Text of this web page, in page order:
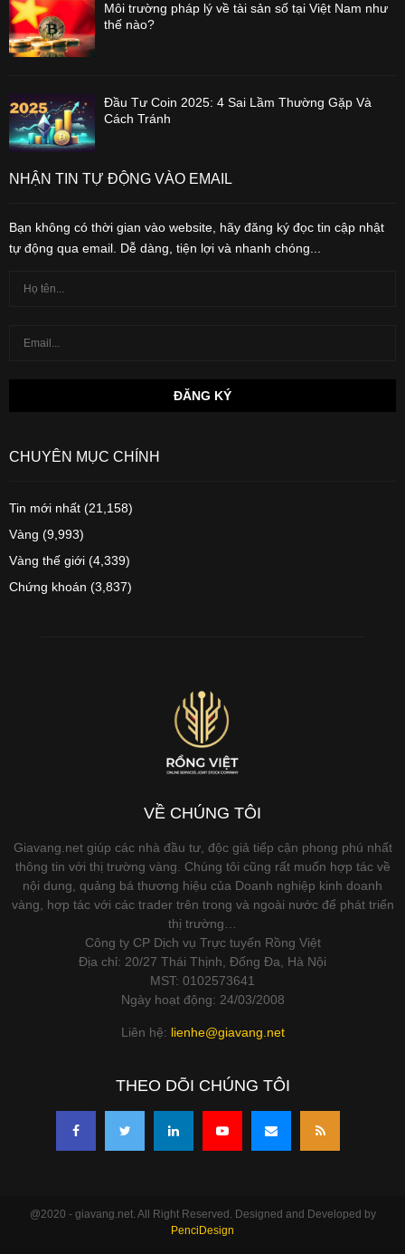
Môi trường pháp lý về tài sản số tại Việt Nam như
thế nào?
Đầu Tư Coin 2025: 4 Sai Lầm Thường Gặp Và
Cách Tránh
NHẬN TIN TỰ ĐỘNG VÀO EMAIL
Bạn không có thời gian vào website, hãy đăng ký đọc tin cập nhật
tự động qua email. Dễ dàng, tiện lợi và nhanh chóng...
CHUYÊN MỤC CHÍNH
Tin mới nhất (21,158)
Vàng (9,993)
Vàng thế giới (4,339)
Chứng khoán (3,837)
VỀ CHÚNG TÔI
Giavang.net giúp các nhà đầu tư, độc giả tiếp cận phong phú nhất
thông tin với thị trường vàng. Chúng tôi cũng rất muốn hợp tác về
nội dung, quảng bá thương hiệu của Doanh nghiệp kinh doanh
vàng, hợp tác với các trader trên trong và ngoài nước để phát triển
thị trường…
Công ty CP Dịch vụ Trực tuyến Rồng Việt
Địa chỉ: 20/27 Thái Thịnh, Đống Đa, Hà Nội
MST: 0102573641
Ngày hoạt động: 24/03/2008
Liên hệ: lienhe@giavang.net
THEO DÕI CHÚNG TÔI
@2020 - giavang.net. All Right Reserved. Designed and Developed by
PenciDesign